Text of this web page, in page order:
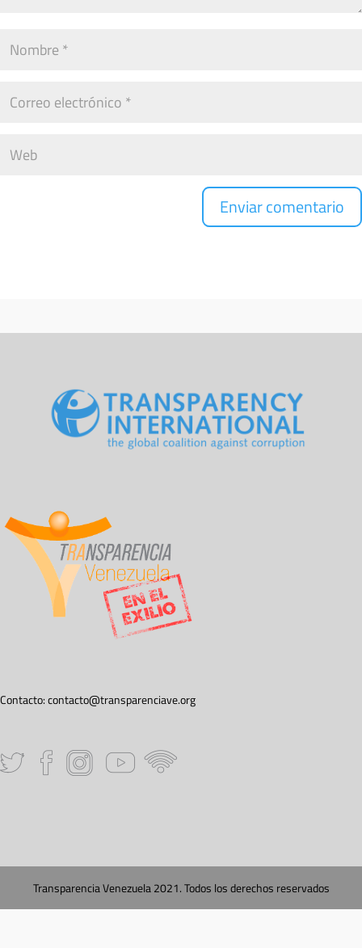
Contacto:contacto@transparenciave.org
Transparencia Venezuela 2021. Todos los derechos reservados